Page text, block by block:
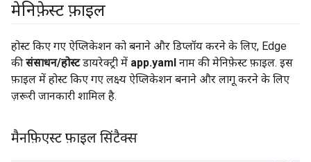
मेनिफ़ेस्ट फ़ाइल
होस्ट किए गए ऐप्लिकेशन को बनाने और डिप्लॉय करने के लिए, Edge
कीसंसाधन/होस्टडायरेक्ट्री में app.yaml नाम की मेनिफ़ेस्ट फ़ाइल. इस
फ़ाइल में होस्ट किए गए लक्ष्य ऐप्लिकेशन बनाने और लागू करने के लिए
ज़रूरी जानकारी शामिल है.
मैनफ़िएस्ट फ़ाइल सिंटैक्स